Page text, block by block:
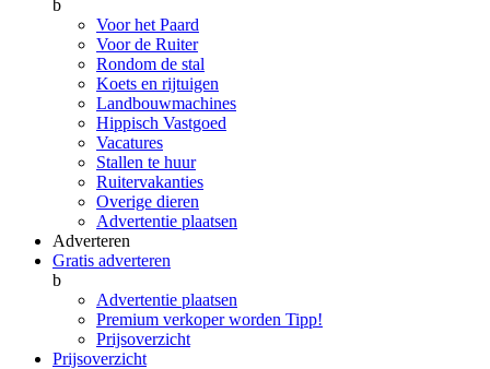
b
Voor het Paard
Voor de Ruiter
Rondom de stal
Koets en rijtuigen
Landbouwmachines
Hippisch Vastgoed
Vacatures
Stallen te huur
Ruitervakanties
Overige dieren
Advertentie plaatsen
Adverteren
Gratis adverteren
b
Advertentie plaatsen
Premium verkoper worden Tipp!
Prijsoverzicht
Prijsoverzicht